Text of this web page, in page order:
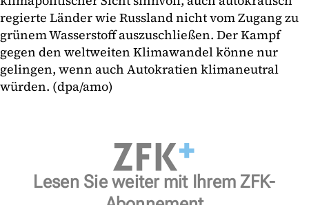
regierte Länder wie Russland nicht vom Zugang zu
grünem Wasserstoff auszuschließen. Der Kampf
gegen den weltweiten Klimawandel könne nur
gelingen, wenn auch Autokratien klimaneutral
würden. (dpa/amo)
Lesen Sie weiter mit Ihrem ZFK-